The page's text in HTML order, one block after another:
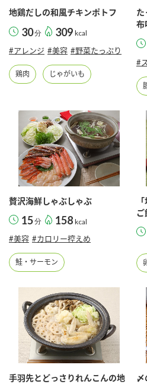
ぽん酢サワー
納豆の豆知識
鍋奉行マニュアル
ミツカンのCM
ロングセラー商品 ＋ おすすめレ
人気商品 ＋ おすすめレシピ
おいしさと健康への
キッザニア東京「ぽ
地図から取り扱い店舗を探す
ミツカン公式通販
業務用サイト ミツカングループに
地鶏だしの和風チキンポトフ
30分 309 kcal
#アレンジ #美容 #野菜たっぷり
鶏肉 じゃがいも
た
布
#
贅沢海鮮しゃぶしゃぶ
15分 158 kcal
#美容 #カロリー控えめ
鮭・サーモン
ご
手羽先とどっさりれんこんの地